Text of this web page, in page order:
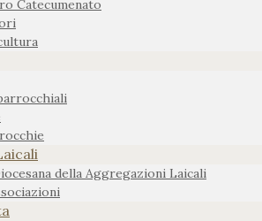
Catecumenato
della Aggregazioni Laicali